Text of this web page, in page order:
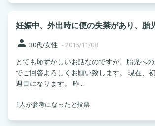
妊娠中、外出時に便の失禁があり、胎
person 30代/女性 - 2015/11/08
とても恥ずかしいお話なのですが、胎児へ
でご回答よろしくお願い致します。 現在、初めての妊娠で16
週目になります。 昨...
1人が参考になったと投票